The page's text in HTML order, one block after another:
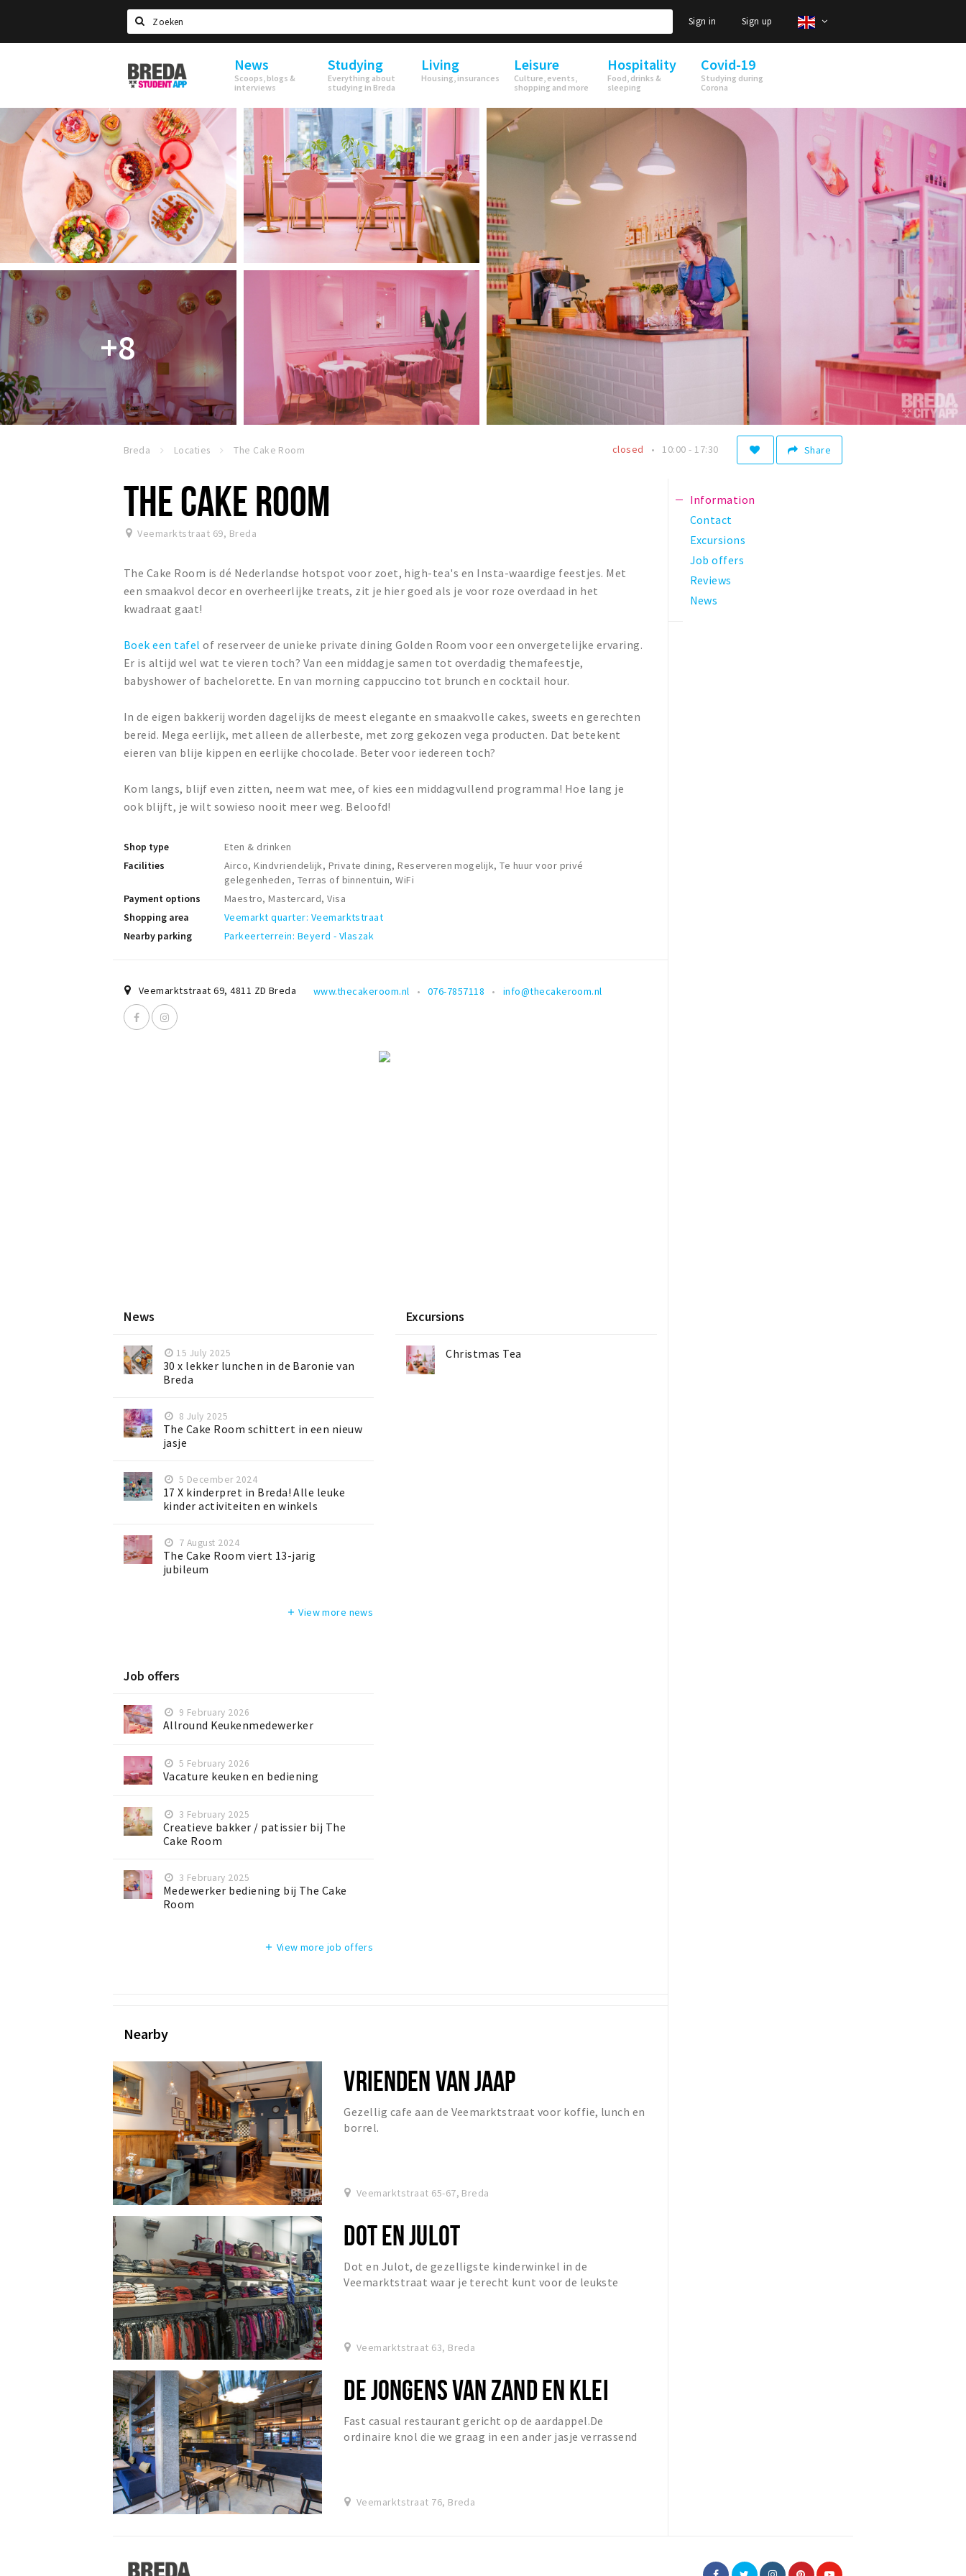
Search
Sign in Sign up
Breda
Student
News
Scoops, blogs &
interviews
Studying
Everything about
studying in Breda
Living
Housing, insurances
Leisure
Culture, events,
shopping and more
Hospitality
Food, drinks &
sleeping
Covid-19
Studying during
Corona
+8
Breda Locaties The Cake Room Share
closed 10:00 - 17:30
THE CAKE ROOM
Veemarktstraat 69, Breda
The Cake Room is dé Nederlandse hotspot voor zoet, high-tea's en Insta-waardige feestjes. Met
een smaakvol decor en overheerlijke treats, zit je hier goed als je voor roze overdaad in het
kwadraat gaat!
Boek een tafelof reserveer de unieke private dining Golden Room voor een onvergetelijke ervaring.
Er is altijd wel wat te vieren toch? Van een middagje samen tot overdadig themafeestje,
babyshower of bachelorette. En van morning cappuccino tot brunch en cocktail hour.
In de eigen bakkerij worden dagelijks de meest elegante en smaakvolle cakes, sweets en gerechten
bereid. Mega eerlijk, met alleen de allerbeste, met zorg gekozen vega producten. Dat betekent
eieren van blije kippen en eerlijke chocolade. Beter voor iedereen toch?
Kom langs, blijf even zitten, neem wat mee, of kies een middagvullend programma! Hoe lang je
ook blijft, je wilt sowieso nooit meer weg. Beloofd!
Shop type
Eten & drinken
Facilities
Airco, Kindvriendelijk, Private dining, Reserveren mogelijk, Te huur voor privé
gelegenheden, Terras of binnentuin, WiFi
Payment options
Maestro, Mastercard, Visa
Shopping area
Veemarkt quarter: Veemarktstraat
Nearby parking
Parkeerterrein: Beyerd - Vlaszak
Veemarktstraat 69,4811 ZD Breda www.thecakeroom.nl 076-7857118 info@thecakeroom.nl
News
15 July 2025
30 x lekker lunchen in de Baronie van
Breda
8 July 2025
The Cake Room schittert in een nieuw
jasje
5 December 2024
17 X kinderpret in Breda! Alle leuke
kinder activiteiten en winkels
7 August 2024
The Cake Room viert 13-jarig
jubileum
add View more news
Excursions
Christmas Tea
Job offers
9 February 2026
Allround Keukenmedewerker
5 February 2026
Vacature keuken en bediening
3 February 2025
Creatieve bakker / patissier bij The
Cake Room
3 February 2025
Medewerker bediening bij The Cake
Room
add View more job offers
Nearby
VRIENDEN VAN JAAP
Gezellig cafe aan de Veemarktstraat voor koffie, lunch en
borrel.
Veemarktstraat 65-67, Breda
DOT EN JULOT
Dot en Julot, de gezelligste kinderwinkel in de
Veemarktstraat waar je terecht kunt voor de leukste
Veemarktstraat 63, Breda
DE JONGENS VAN ZAND EN KLEI
Fast casual restaurant gericht op de aardappel.De
ordinaire knol die we graag in een ander jasje verrassend
Veemarktstraat 76, Breda
Information
Contact
Excursions
Job offers
Reviews
News
Breda